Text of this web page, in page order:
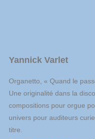
Yannick Varlet
Organetto, « Quand le
Une originalité dans la
compositions pour orgue
univers pour auditeurs
titre.